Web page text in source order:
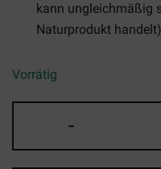
kann ungleichmäßig
Naturprodukt handelt)
Vorrätig
-